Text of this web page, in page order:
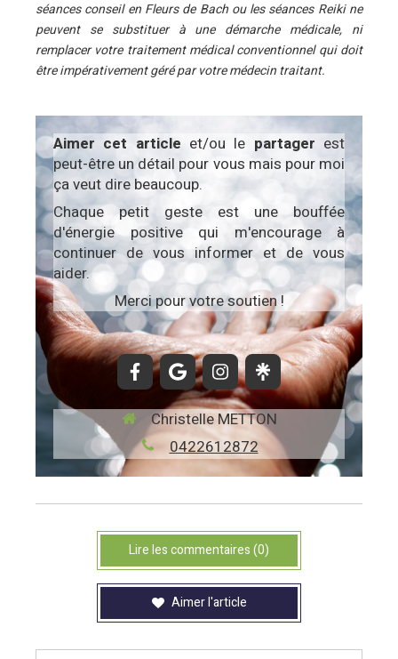
séances conseil en Fleurs de Bach ou les séances Reiki ne
peuvent se substituer à une démarche médicale, ni
remplacer votre traitement médical conventionnel qui doit
être impérativement géré par votre médecin traitant.
Aimer cet article et/ou le partager est
peut-être un détail pour vous mais pour moi
ça veut dire beaucoup.
Chaque petit geste est une bouffée
d'énergie positive qui m'encourage à
continuer de vous informer et de vous
aider.
Merci pour votre soutien !
Christelle METTON
0422612872
Lire les commentaires (0)
Aimer l'article